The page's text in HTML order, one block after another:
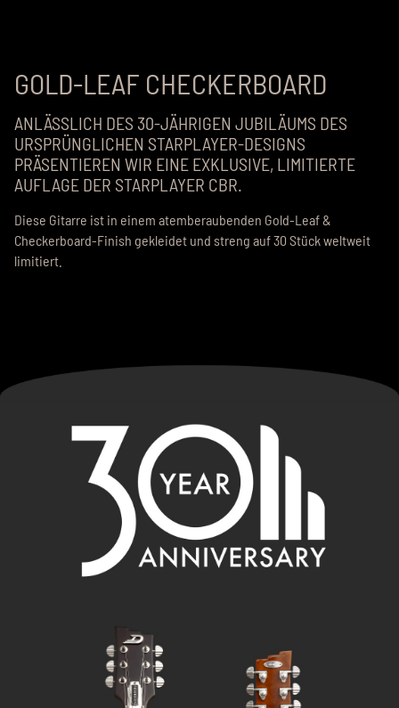
GOLD-LEAF CHECKERBOARD
ANLÄSSLICH DES 30-JÄHRIGEN JUBILÄUMS DES
URSPRÜNGLICHEN STARPLAYER-DESIGNS
PRÄSENTIEREN WIR EINE EXKLUSIVE, LIMITIERTE
AUFLAGE DER STARPLAYER CBR.
Diese Gitarre ist in einem atemberaubenden Gold-Leaf &
Checkerboard-Finish gekleidet und streng auf 30 Stück weltweit
limitiert.